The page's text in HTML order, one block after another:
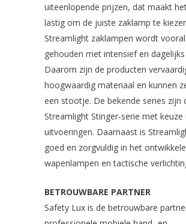
uiteenlopende prijzen, dat maakt
lastig om de juiste zaklamp te
Streamlight zaklampen wordt
gehouden met intensief en dagelijks
Daarom zijn de producten
hoogwaardig materiaal en kunnen
een stootje. De bekende series zijn
Streamlight Stinger-serie met keuze
uitvoeringen. Daarnaast is
goed en zorgvuldig in het
wapenlampen en tactische
BETROUWBARE PARTNER
Safety Lux is de betrouwbare